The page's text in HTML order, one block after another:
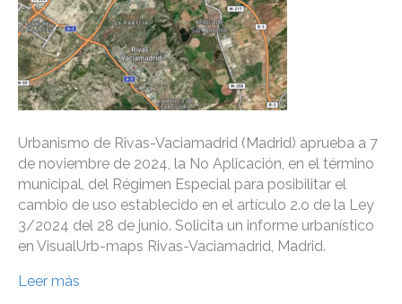
Urbanismo de Rivas-Vaciamadrid (Madrid) aprueba a 7
de noviembre de 2024, la No Aplicación, en el término
municipal, del Régimen Especial para posibilitar el
cambio de uso establecido en el artículo 2.o de la Ley
3/2024 del 28 de junio. Solicita un informe urbanístico
en VisualUrb-maps Rivas-Vaciamadrid, Madrid.
Leer más